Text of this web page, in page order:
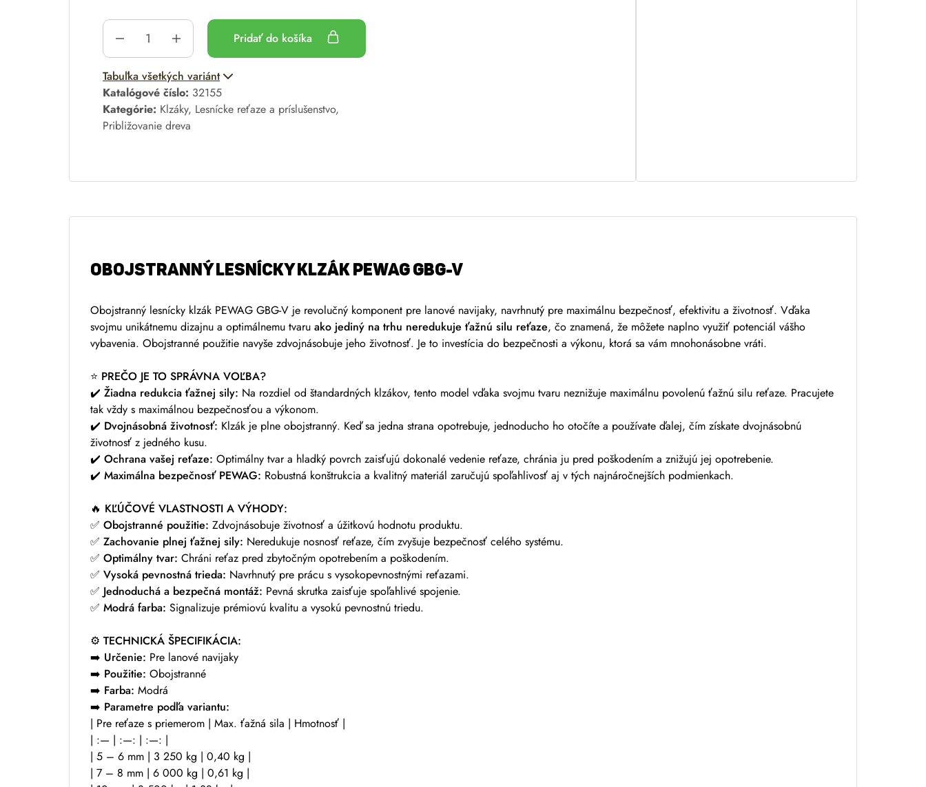
Pridať do košíka
A
l
t
e
Tabuľka všetkých variánt
Katalógové číslo: 32155
Kategórie: Klzáky, Lesnícke reťaze a príslušenstvo,
Približovanie dreva
OBOJSTRANNÝ LESNÍCKY KLZÁK PEWAG GBG-V
Obojstranný lesnícky klzák PEWAG GBG-V je revolučný komponent pre lanové navijaky, navrhnutý pre maximálnu bezpečnosť, efektivitu a životnosť. Vďaka
svojmu unikátnemu dizajnu a optimálnemu tvaru ako jediný na trhu neredukuje ťažnú silu reťaze, čo znamená, že môžete naplno využiť potenciál vášho
vybavenia. Obojstranné použitie navyše zdvojnásobuje jeho životnosť. Je to investícia do bezpečnosti a výkonu, ktorá sa vám mnohonásobne vráti.
⭐ PREČO JE TO SPRÁVNA VOĽBA?
✔️ Žiadna redukcia ťažnej sily: Na rozdiel od štandardných klzákov, tento model vďaka svojmu tvaru neznižuje maximálnu povolenú ťažnú silu reťaze. Pracujete
tak vždy s maximálnou bezpečnosťou a výkonom.
✔️ Dvojnásobná životnosť: Klzák je plne obojstranný. Keď sa jedna strana opotrebuje, jednoducho ho otočíte a používate ďalej, čím získate dvojnásobnú
životnosť z jedného kusu.
✔️ Ochrana vašej reťaze: Optimálny tvar a hladký povrch zaisťujú dokonalé vedenie reťaze, chránia ju pred poškodením a znižujú jej opotrebenie.
✔️ Maximálna bezpečnosť PEWAG: Robustná konštrukcia a kvalitný materiál zaručujú spoľahlivosť aj v tých najnáročnejších podmienkach.
🔥 KĽÚČOVÉ VLASTNOSTI A VÝHODY:
✅ Obojstranné použitie: Zdvojnásobuje životnosť a úžitkovú hodnotu produktu.
✅ Zachovanie plnej ťažnej sily: Neredukuje nosnosť reťaze, čím zvyšuje bezpečnosť celého systému.
✅ Optimálny tvar: Chráni reťaz pred zbytočným opotrebením a poškodením.
✅ Vysoká pevnostná trieda: Navrhnutý pre prácu s vysokopevnostnými reťazami.
✅ Jednoduchá a bezpečná montáž: Pevná skrutka zaisťuje spoľahlivé spojenie.
✅ Modrá farba: Signalizuje prémiovú kvalitu a vysokú pevnostnú triedu.
⚙️ TECHNICKÁ ŠPECIFIKÁCIA:
➡️ Určenie: Pre lanové navijaky
➡️ Použitie: Obojstranné
➡️ Farba: Modrá
➡️ Parametre podľa variantu:
| Pre reťaze s priemerom | Max. ťažná sila | Hmotnosť |
| :— | :—: | :—: |
| 5 – 6 mm | 3 250 kg | 0,40 kg |
| 7 – 8 mm | 6 000 kg | 0,61 kg |